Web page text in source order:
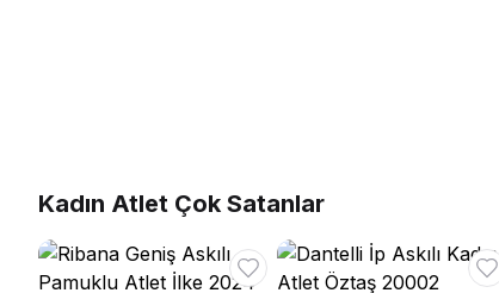
Kadın Atlet Çok Satanlar